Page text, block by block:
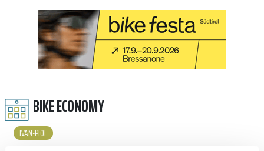
BIKE ECONOMY
IVAN-PIOL